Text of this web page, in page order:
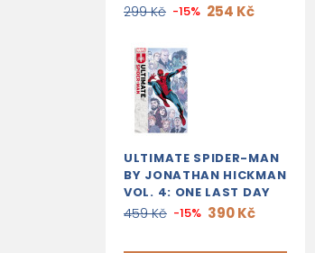
299 Kč -15% 254 Kč
ULTIMATE SPIDER-MAN
BY JONATHAN HICKMAN
VOL. 4: ONE LAST DAY
459 Kč -15% 390 Kč